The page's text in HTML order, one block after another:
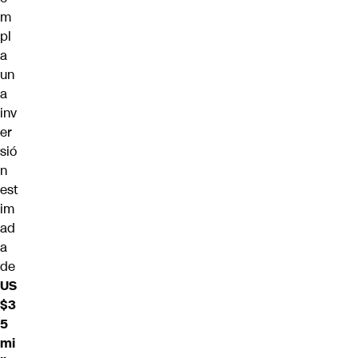
m
pl
a
un
a
inv
er
sió
n
est
im
ad
a
de
US
$3
5
mi